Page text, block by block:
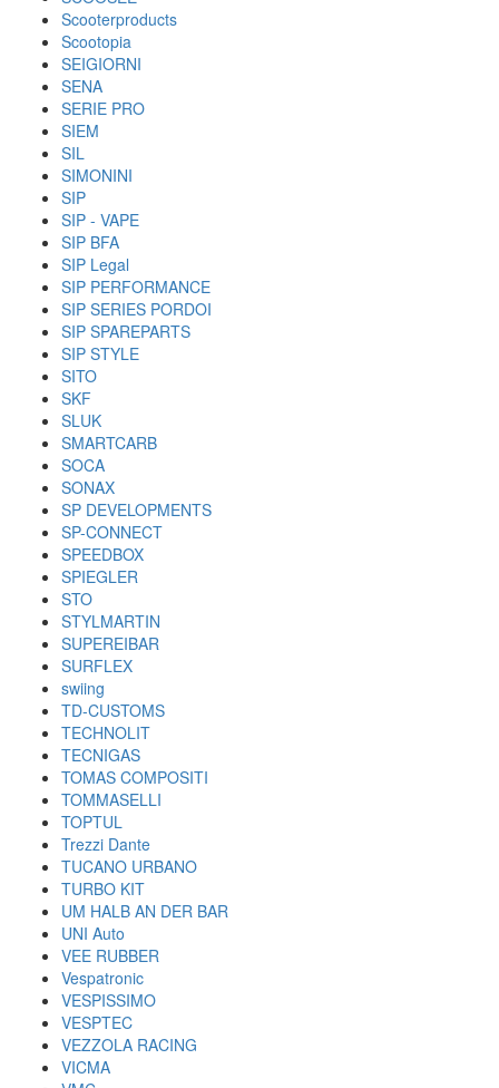
Scooterproducts
Scootopia
SEIGIORNI
SENA
SERIE PRO
SIEM
SIL
SIMONINI
SIP
SIP - VAPE
SIP BFA
SIP Legal
SIP PERFORMANCE
SIP SERIES PORDOI
SIP SPAREPARTS
SIP STYLE
SITO
SKF
SLUK
SMARTCARB
SOCA
SONAX
SP DEVELOPMENTS
SP-CONNECT
SPEEDBOX
SPIEGLER
STO
STYLMARTIN
SUPEREIBAR
SURFLEX
swiing
TD-CUSTOMS
TECHNOLIT
TECNIGAS
TOMAS COMPOSITI
TOMMASELLI
TOPTUL
Trezzi Dante
TUCANO URBANO
TURBO KIT
UM HALB AN DER BAR
UNI Auto
VEE RUBBER
Vespatronic
VESPISSIMO
VESPTEC
VEZZOLA RACING
VICMA